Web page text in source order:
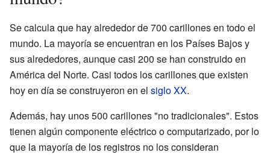
Se calcula que hay alrededor de 700 carillones en todo el
mundo. La mayoría se encuentran en los Países Bajos y
sus alrededores, aunque casi 200 se han construido en
América del Norte. Casi todos los carillones que existen
hoy en día se construyeron en el siglo XX.
Además, hay unos 500 carillones "no tradicionales". Estos
tienen algún componente eléctrico o computarizado, por lo
que la mayoría de los registros no los consideran